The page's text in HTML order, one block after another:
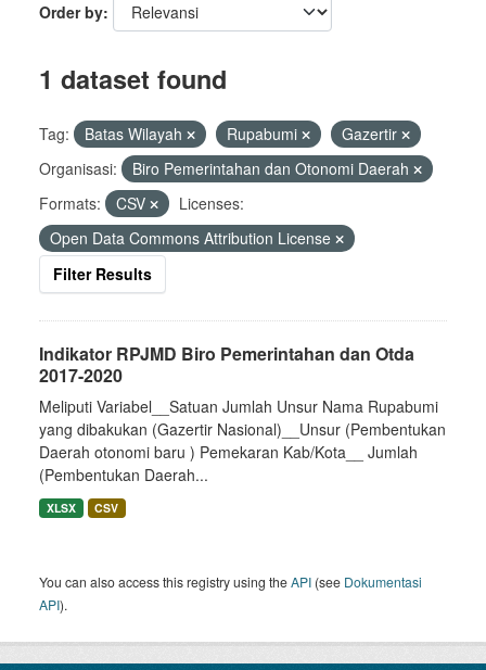
Order by
1 dataset found
Tag: Batas Wilayah Rupabumi
Gazertir
Organisasi:
Biro Pemerintahan dan Otonomi Daerah
Formats:
CSV
Licenses:
Open Data Commons Attribution License
Filter Results
Indikator RPJMD Biro Pemerintahan dan Otda
2017-2020
Meliputi Variabel__Satuan Jumlah Unsur Nama Rupabumi
yang dibakukan (Gazertir Nasional)__Unsur (Pembentukan
Daerah otonomi baru ) Pemekaran Kab/Kota__ Jumlah
(Pembentukan Daerah...
XLSX CSV
You can also access this registry using theAPI (see Dokumentasi
API).